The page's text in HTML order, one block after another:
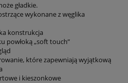
gładkie.
wykonane z węglika
konstrukcja
powłoką „soft touch”
które zapewniają wyjątkową
i kieszonkowe